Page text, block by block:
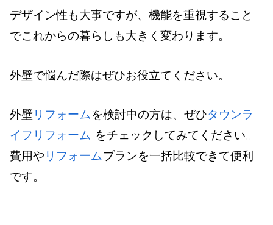
デザイン性も大事ですが、機能を重視すること
でこれからの暮らしも大きく変わります。
外壁で悩んだ際はぜひお役立てください。
外壁 リフォーム を検討中の方は、ぜひタウンラ
イフ リフォーム をチェックしてみてください。
費用や リフォームプランを一括比較できて便利
です。